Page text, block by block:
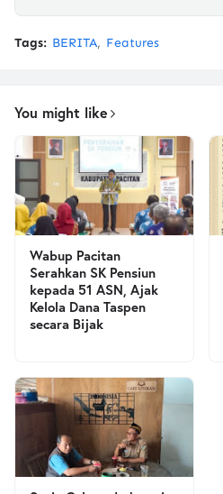
Tags: BERITA Features
You might like
Wabup Pacitan
Serahkan SK Pensiun
kepada 51 ASN, Ajak
Kelola Dana Taspen
secara Bijak